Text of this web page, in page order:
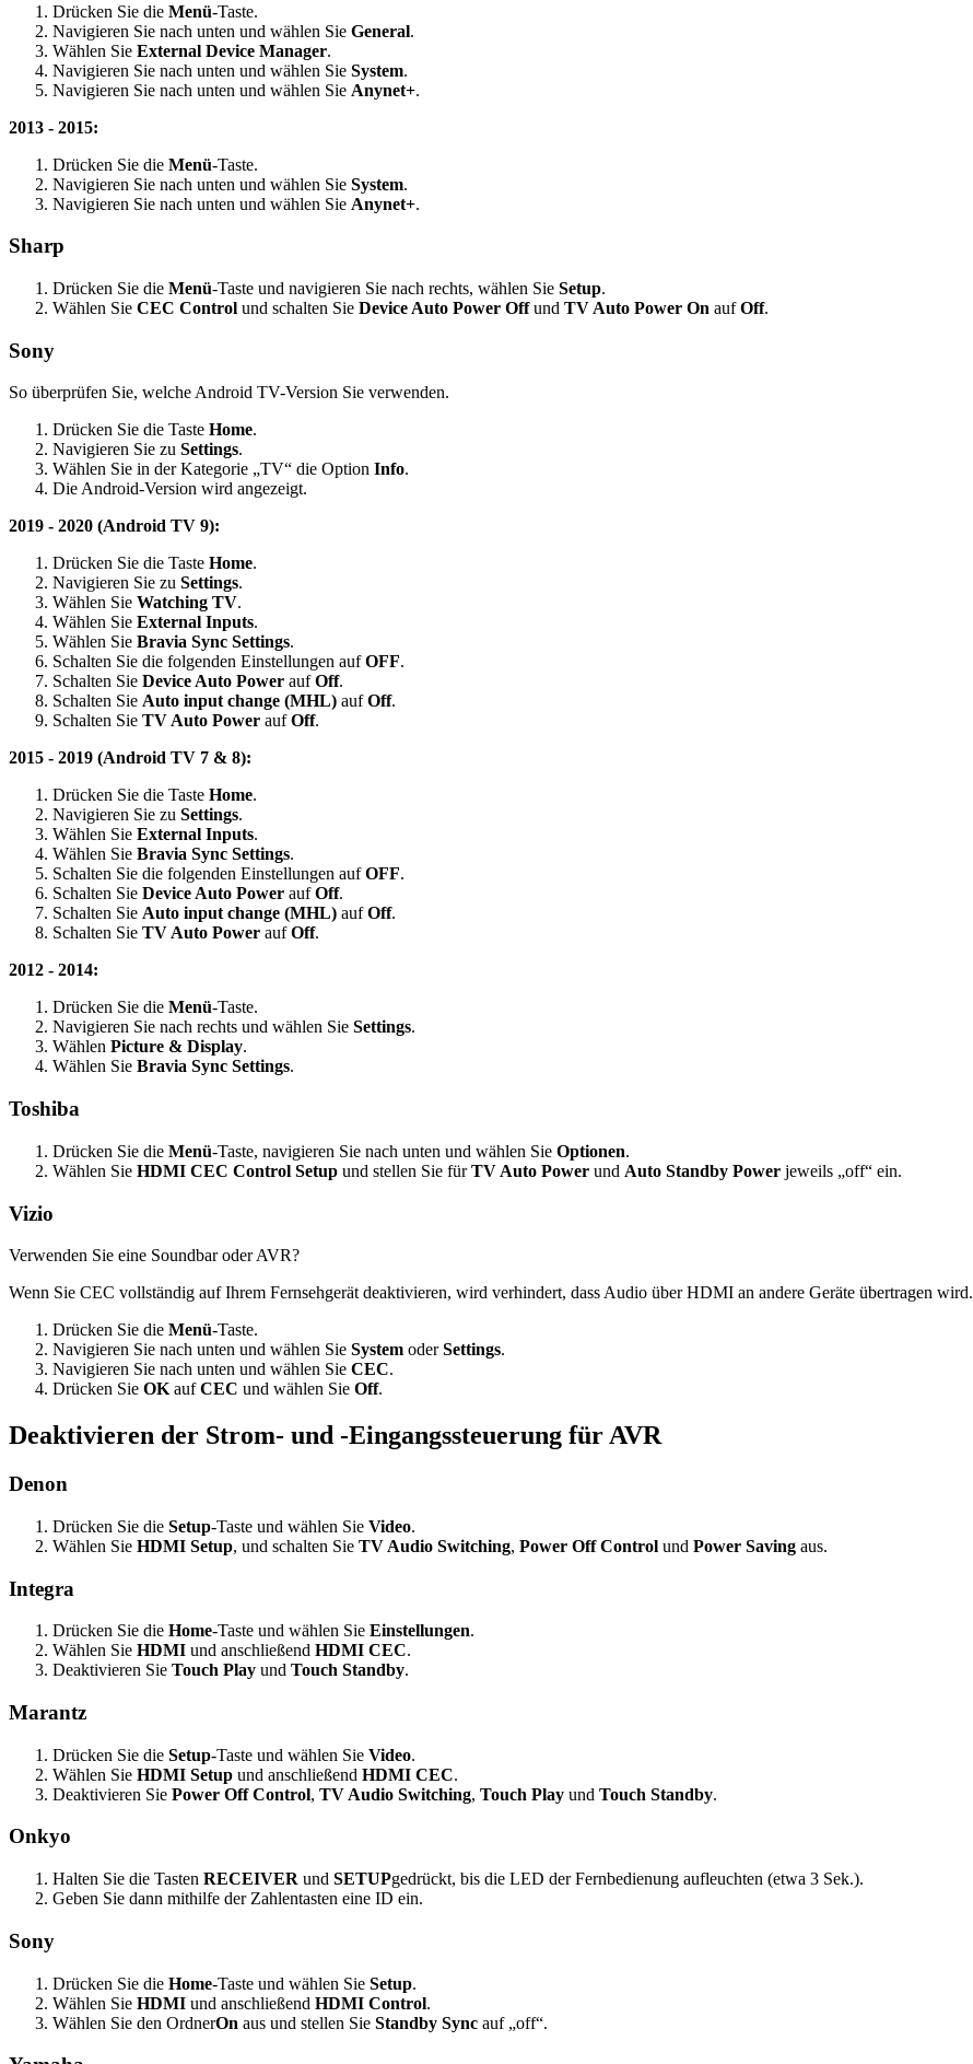
Drücken Sie die Menü-Taste.
Navigieren Sie nach unten und wählen Sie General.
Wählen Sie External Device Manager.
Navigieren Sie nach unten und wählen Sie System.
Navigieren Sie nach unten und wählen Sie Anynet+.
2013 - 2015:
Drücken Sie die Menü-Taste.
Navigieren Sie nach unten und wählen Sie System.
Navigieren Sie nach unten und wählen Sie Anynet+.
Sharp
Drücken Sie die Menü-Taste und navigieren Sie nach rechts, wählen Sie Setup.
Wählen Sie CEC Control und schalten Sie Device Auto Power Offund TV Auto Power On aufOff.
Sony
So überprüfen Sie, welche Android TV-Version Sie verwenden.
Drücken Sie die Taste Home.
Navigieren Sie zu Settings.
Wählen Sie in der Kategorie „TV“ die Option Info.
Die Android-Version wird angezeigt.
2019 - 2020 (Android TV 9):
Drücken Sie die Taste Home.
Navigieren Sie zu Settings.
Wählen Sie Watching TV.
Wählen Sie External Inputs.
Wählen Sie Bravia Sync Settings.
Schalten Sie die folgenden Einstellungen aufOFF.
Schalten Sie Device Auto Power aufOff.
Schalten Sie Auto input change (MHL) aufOff.
Schalten Sie TV Auto Power aufOff.
2015 - 2019 (Android TV 7 & 8):
Drücken Sie die Taste Home.
Navigieren Sie zu Settings.
Wählen Sie External Inputs.
Wählen Sie Bravia Sync Settings.
Schalten Sie die folgenden Einstellungen aufOFF.
Schalten Sie Device Auto Power aufOff.
Schalten Sie Auto input change (MHL) aufOff.
Schalten Sie TV Auto Power aufOff.
2012 - 2014:
Drücken Sie die Menü-Taste.
Navigieren Sie nach rechts und wählen Sie Settings.
Wählen Picture & Display.
Wählen Sie Bravia Sync Settings.
Toshiba
Drücken Sie die Menü-Taste, navigieren Sie nach unten und wählen Sie Optionen.
Wählen Sie HDMI CEC Control Setup und stellen Sie fürTV Auto Power und Auto Standby Power jeweils „off“ ein.
Vizio
Verwenden Sie eine Soundbar oder AVR?
Wenn Sie CEC vollständig auf Ihrem Fernsehgerät deaktivieren, wird verhindert, dass Audio über HDMI an andere Geräte übertragen wird.
Drücken Sie die Menü-Taste.
Navigieren Sie nach unten und wählen Sie System oderSettings.
Navigieren Sie nach unten und wählen Sie CEC.
Drücken Sie OK aufCEC und wählen Sie Off.
Deaktivieren der Strom- und -Eingangssteuerung für AVR
Denon
Drücken Sie die Setup-Taste und wählen Sie Video.
Wählen Sie HDMI Setup, und schalten Sie TV Audio Switching, Power Off Control und Power Saving aus.
Integra
Drücken Sie die Home-Taste und wählen Sie Einstellungen.
Wählen Sie HDMI und anschließend HDMI CEC.
Deaktivieren Sie Touch Play und Touch Standby.
Marantz
Drücken Sie die Setup-Taste und wählen Sie Video.
Wählen Sie HDMI Setup und anschließend HDMI CEC.
Deaktivieren Sie Power Off Control, TV Audio Switching, Touch Play und Touch Standby.
Onkyo
Halten Sie die Tasten RECEIVER und SETUPgedrückt, bis die LED der Fernbedienung aufleuchten (etwa 3 Sek.).
Geben Sie dann mithilfe der Zahlentasten eine ID ein.
Sony
Drücken Sie die Home-Taste und wählen Sie Setup.
Wählen Sie HDMI und anschließend HDMI Control.
Wählen Sie den OrdnerOn aus und stellen Sie Standby Sync auf „off“.